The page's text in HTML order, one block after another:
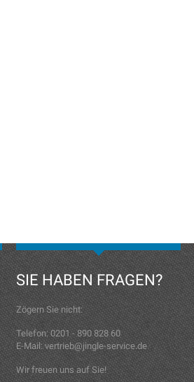
SIE HABEN FRAGEN?
Zögern Sie nicht:
Telefon: 0201 - 890 828 60
E-Mail: vertrieb@jingle-service.de
Wir freuen uns auf Sie!